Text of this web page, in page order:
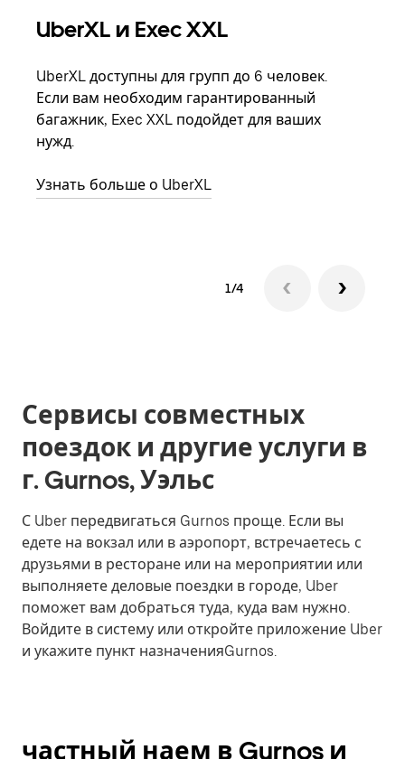
UberXL и Exec XXL
UberXL доступны для групп до 6 человек.
Если вам необходим гарантированный
багажник, Exec XXL подойдет для ваших
нужд.
Узнать больше о UberXL
1/4
Сервисы совместных
поездок и другие услуги в
г. Gurnos, Уэльс
С Uber передвигаться Gurnos проще. Если вы
едете на вокзал или в аэропорт, встречаетесь с
друзьями в ресторане или на мероприятии или
выполняете деловые поездки в городе, Uber
поможет вам добраться туда, куда вам нужно.
Войдите в систему или откройте приложение Uber
и укажите пункт назначенияGurnos.
частный наем в Gurnos и